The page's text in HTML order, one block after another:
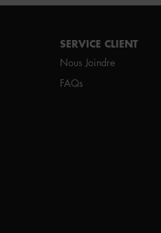
SERVICE CLIENT
Nous Joindre
FAQs